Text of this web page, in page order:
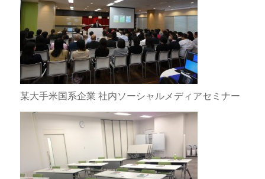
某大手米国系企業 社内ソーシャルメディアセミナー